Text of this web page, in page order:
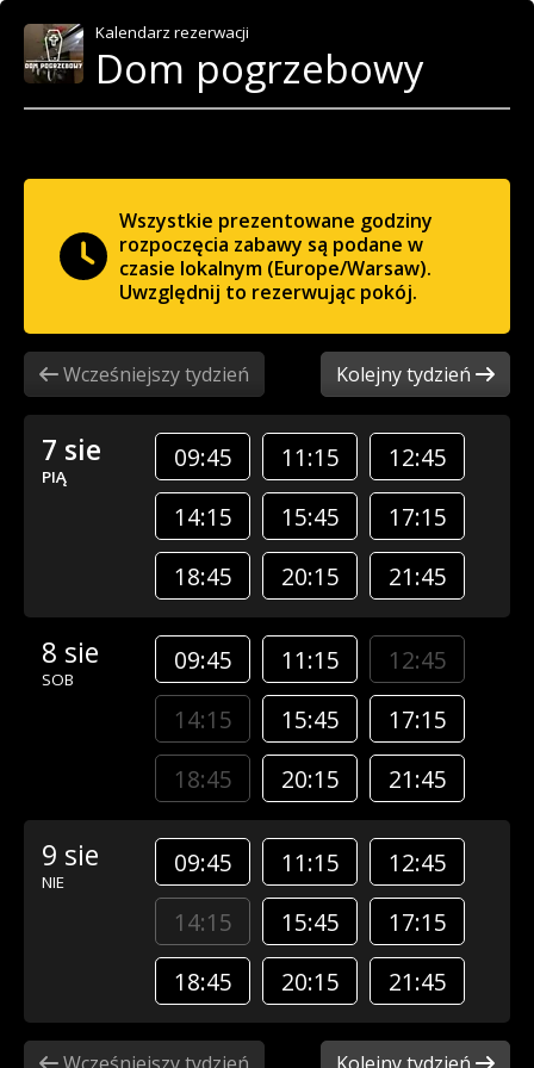
Kalendarz rezerwacji
Dom pogrzebowy
Wszystkie prezentowane godziny
rozpoczęcia zabawy są podane w
czasie lokalnym (Europe/Warsaw).
Uwzględnij to rezerwując pokój.
Wcześniejszy tydzień Kolejny tydzień
7 sie
PIĄ
09:45 11:15
12:45
14:15
15:45
17:15
18:45
20:15 21:45
8 sie
SOB
09:45 11:15
12:45
14:15
15:45
17:15
18:45
20:15 21:45
9 sie
NIE
09:45 11:15
12:45
14:15
15:45
17:15
18:45
20:15 21:45